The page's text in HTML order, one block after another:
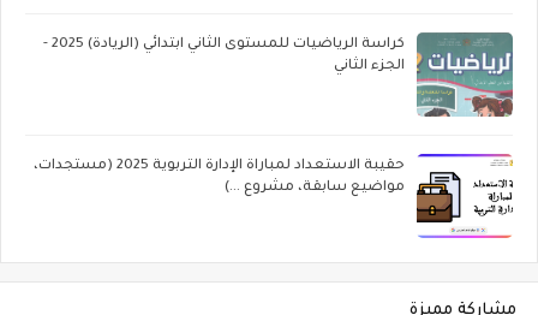
كراسة الرياضيات للمستوى الثاني ابتدائي (الريادة) 2025 -
الجزء الثاني
حقيبة الاستعداد لمباراة الإدارة التربوية 2025 (مستجدات،
مواضيع سابقة، مشروع ...)
مشاركة مميزة